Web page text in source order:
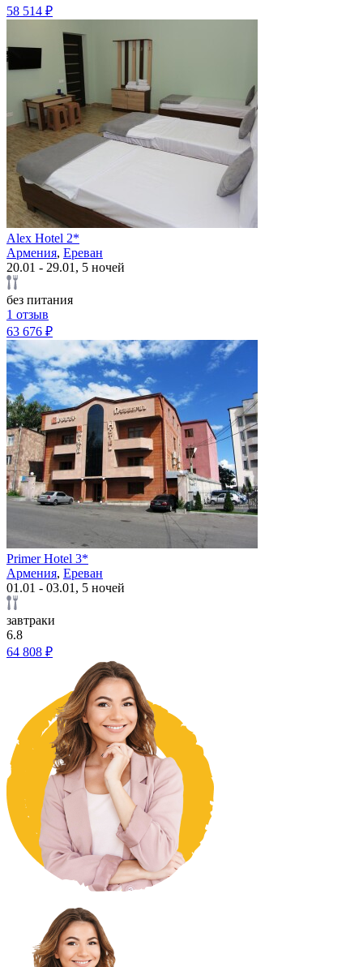
58 514 ₽
Alex Hotel 2*
Армения, Ереван
20.01 - 29.01, 5 ночей
без питания
1 отзыв
63 676 ₽
Primer Hotel 3*
Армения, Ереван
01.01 - 03.01, 5 ночей
завтраки
6.8
64 808 ₽